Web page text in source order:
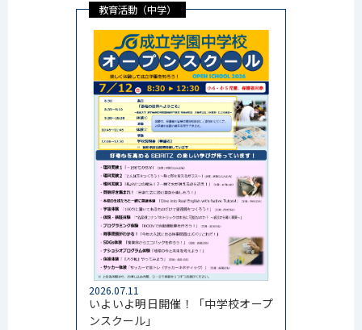
教育活動（中学）
2026.07.11
いよいよ明日開催！「中学校オープ
ンスクール」